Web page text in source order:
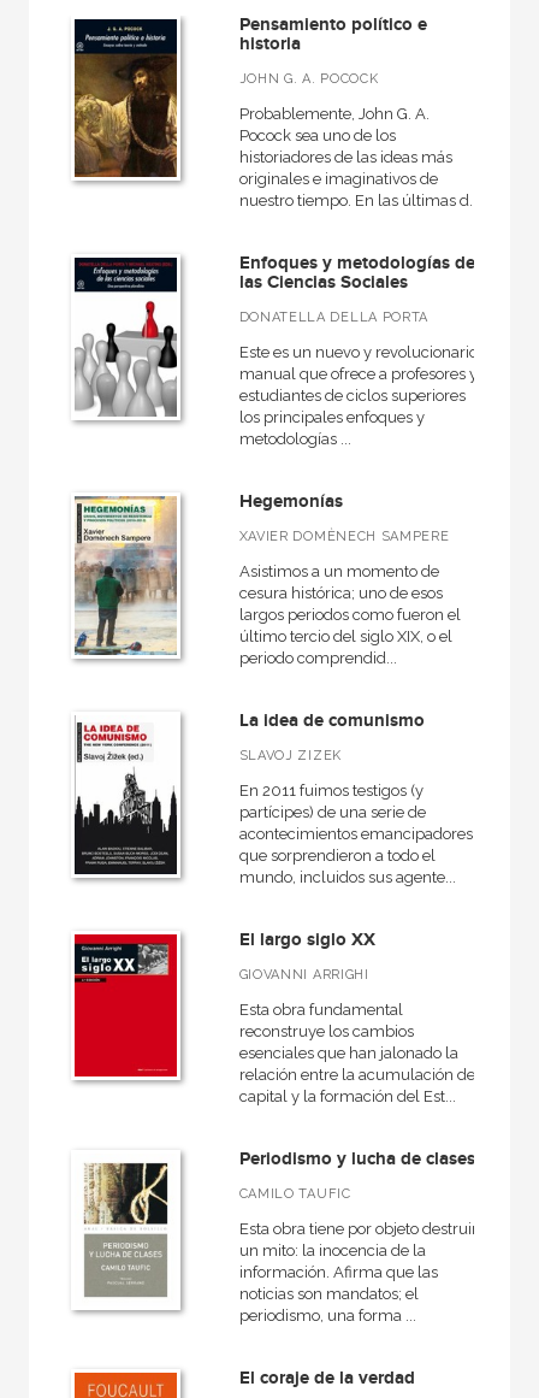
MATERIAS
Historia de las ideas políticas
Teoría política
NUESTRAS COLECCIONES
50 Aniversario
A fondo
Ágora / Teoría
Anverso
Arealonga - Letras galegas
Arquitectura
Arte contemporáneo
Básica de bolsillo
VER TODAS... (45)
NUESTROS FORMATOS
Ebook
Rústica
CATÁLOGOS PDF
Catálogos PDF
Pensamiento político e
historia
JOHN G. A. POCOCK
Probablemente, John G. A.
Pocock sea uno de los
historiadores de las ideas más
originales e imaginativos de
nuestro tiempo. En las últimas d...
Enfoques y metodologías de
las Ciencias Sociales
DONATELLA DELLA PORTA
Este es un nuevo y revolucionario
manual que ofrece a profesores y
estudiantes de ciclos superiores
los principales enfoques y
metodologías ...
Hegemonías
XAVIER DOMÈNECH SAMPERE
Asistimos a un momento de
cesura histórica; uno de esos
largos periodos como fueron el
último tercio del siglo XIX, o el
periodo comprendid...
La idea de comunismo
SLAVOJ ZIZEK
En 2011 fuimos testigos (y
partícipes) de una serie de
acontecimientos emancipadores
que sorprendieron a todo el
mundo, incluidos sus agente...
El largo siglo XX
GIOVANNI ARRIGHI
Esta obra fundamental
reconstruye los cambios
esenciales que han jalonado la
relación entre la acumulación de
capital y la formación del Est...
Periodismo y lucha de clases
CAMILO TAUFIC
Esta obra tiene por objeto destruir
un mito: la inocencia de la
información. Afirma que las
noticias son mandatos; el
periodismo, una forma ...
El coraje de la verdad